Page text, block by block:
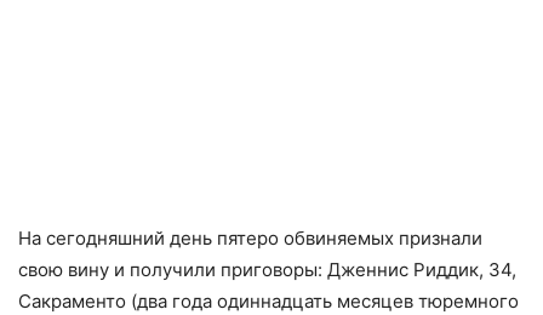
На сегодняшний день пятеро обвиняемых признали
свою вину и получили приговоры: Дженнис Риддик, 34,
Сакраменто (два года одиннадцать месяцев тюремного